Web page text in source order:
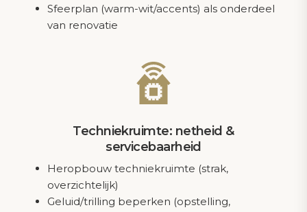
Sfeerplan (warm-wit/accents) als onderdeel
van renovatie
Techniekruimte: netheid &
servicebaarheid
Heropbouw techniekruimte (strak,
overzichtelijk)
Geluid/trilling beperken (opstelling,